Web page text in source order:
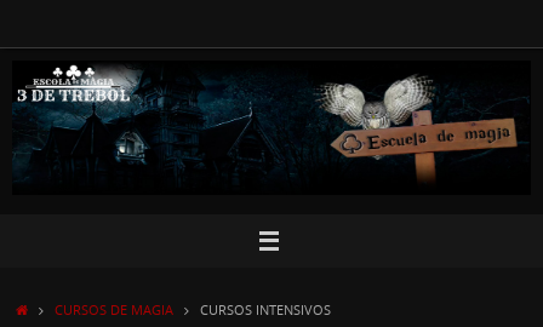
contenido
INICIOCURSOS DE MAGIA CURSOS INTENSIVOS